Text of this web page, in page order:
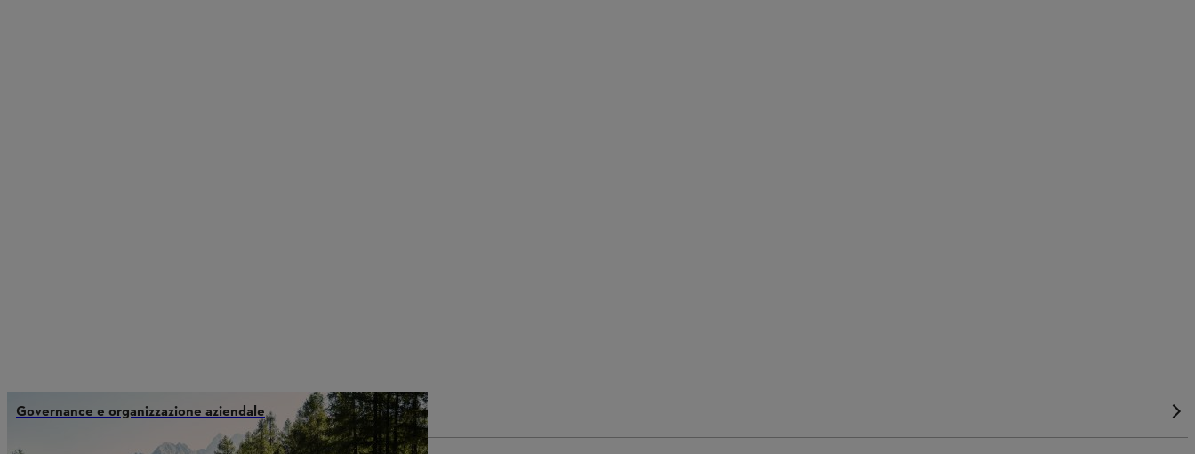
Governance e organizzazione aziendale